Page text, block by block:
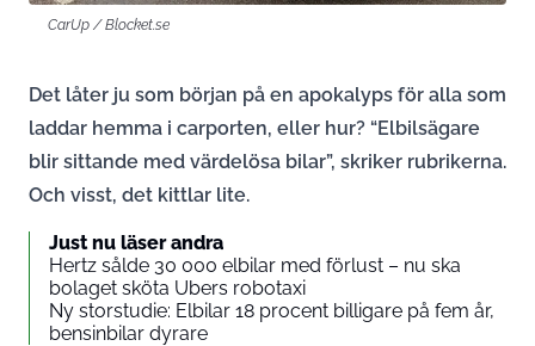
CarUp / Blocket.se
Det låter ju som början på en apokalyps för alla som
laddar hemma i carporten, eller hur? “Elbilsägare
blir sittande med värdelösa bilar”, skriker rubrikerna.
Och visst, det kittlar lite.
Just nu läser andra
Hertz sålde 30 000 elbilar med förlust – nu ska
bolaget sköta Ubers robotaxi
Ny storstudie: Elbilar 18 procent billigare på fem år,
bensinbilar dyrare